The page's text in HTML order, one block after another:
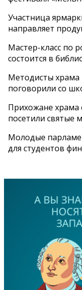
Участница
направляет
Мастер-класс по
состоится в
Методисты храма
поговорили со
Прихожане храма
посетили святые
Молодые
для студентов